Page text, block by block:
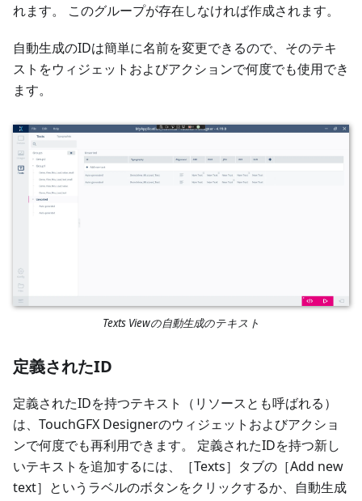
れます。 このグループが存在しなければ作成されます。
自動生成のIDは簡単に名前を変更できるので、そのテキ
ストをウィジェットおよびアクションで何度でも使用でき
ます。
Texts Viewの自動生成のテキスト
定義されたID
定義されたIDを持つテキスト（リソースとも呼ばれる）
は、TouchGFX Designerのウィジェットおよびアクショ
ンで何度でも再利用できます。 定義されたIDを持つ新し
いテキストを追加するには、［Texts］タブの［Add new
text］というラベルのボタンをクリックするか、自動生成